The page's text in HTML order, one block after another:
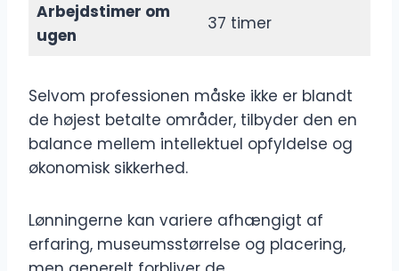
Arbejdstimer om
ugen
37 timer
Selvom professionen måske ikke er blandt
de højest betalte områder, tilbyder den en
balance mellem intellektuel opfyldelse og
økonomisk sikkerhed.
Lønningerne kan variere afhængigt af
erfaring, museumsstørrelse og placering,